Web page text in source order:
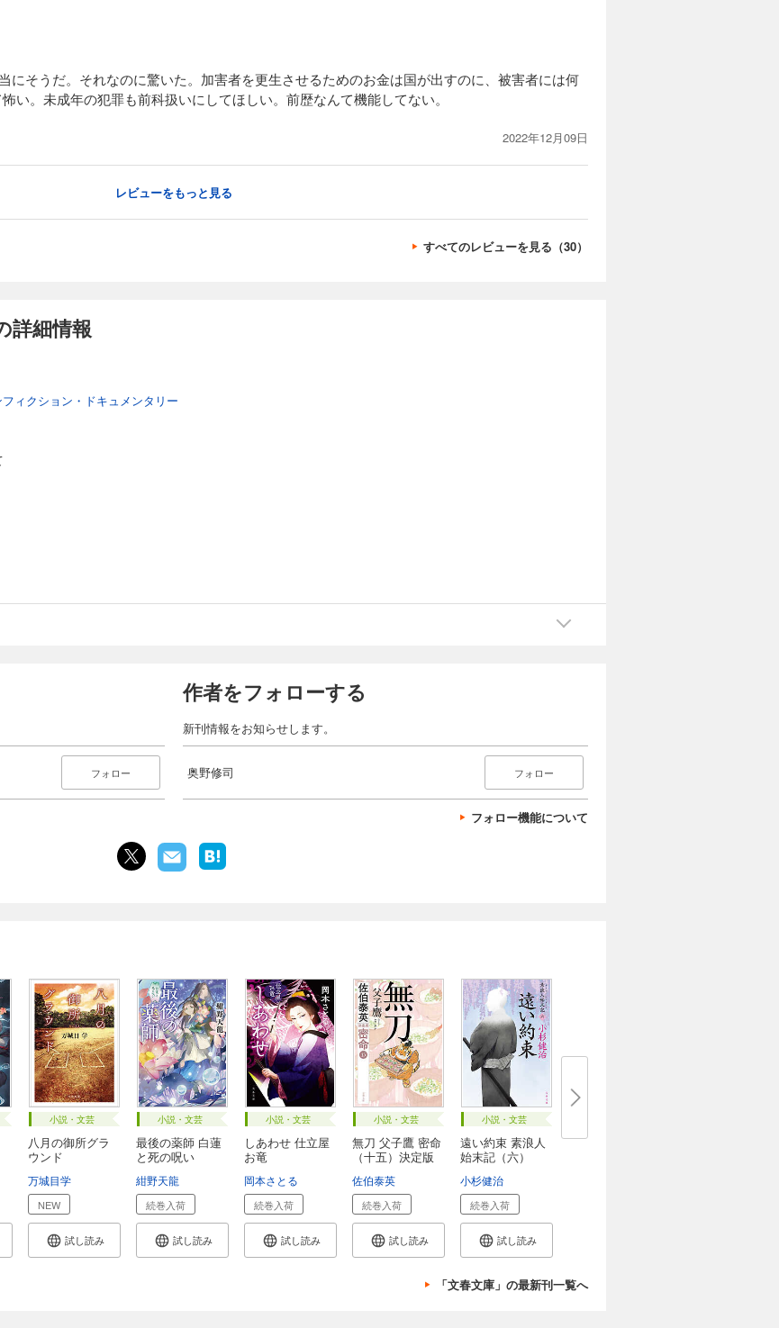
にそうだ。それなのに驚いた。加害者を更生させるためのお金は国が出すのに、被害者には何
い。未成年の犯罪も前科扱いにしてほしい。前歴なんて機能してない。
2022年12月09日
レビューをもっと見る
すべてのレビューを見る（30）
詳細情報
フィクション・ドキュメンタリー
フォロー
作者をフォローする
新刊情報をお知らせします。
奥野修司 フォロー
フォロー機能について
小説・文芸
八月の御所グラ
ウンド
万城目学
NEW
試し読み
小説・文芸
最後の薬師 白蓮
と死の呪い
紺野天龍
続巻入荷
試し読み
小説・文芸
しあわせ 仕立屋
お竜
岡本さとる
続巻入荷
試し読み
小説・文芸
無刀 父子鷹 密命
（十五）決定版
佐伯泰英
続巻入荷
試し読み
小説・文芸
遠い約束 素浪人
始末記（六）
小杉健治
続巻入荷
試し読み
「文春文庫」の最新刊一覧へ